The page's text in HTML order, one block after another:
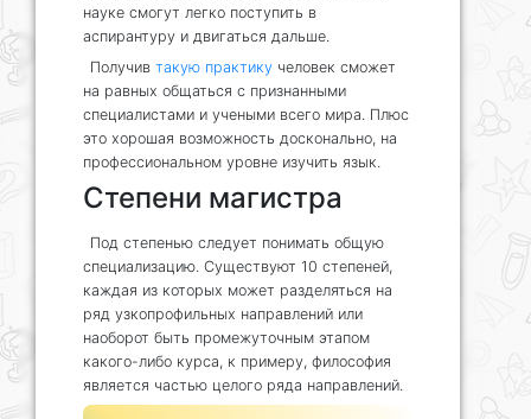
науке смогут легко поступить в
аспирантуру и двигаться дальше.
Получив такую практику человек сможет
на равных общаться с признанными
специалистами и учеными всего мира. Плюс
это хорошая возможность досконально, на
профессиональном уровне изучить язык.
Степени магистра
Под степенью следует понимать общую
специализацию. Существуют 10 степеней,
каждая из которых может разделяться на
ряд узкопрофильных направлений или
наоборот быть промежуточным этапом
какого-либо курса, к примеру, философия
является частью целого ряда направлений.